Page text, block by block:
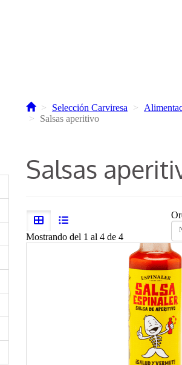
Selección Carviresa
Salsas aperitivo
Salsas
Mostrando del 1 al 4 de 4